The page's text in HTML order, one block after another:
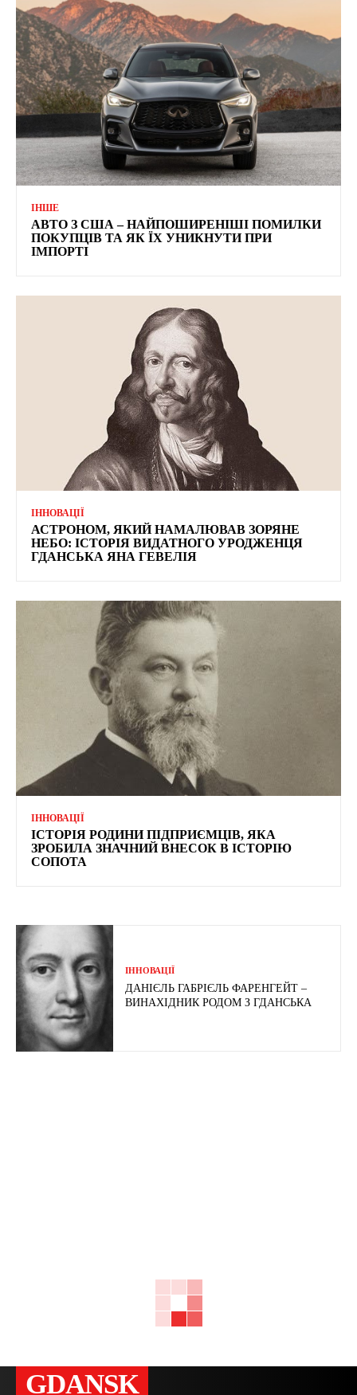
ІНШЕ
АВТО З США – НАЙПОШИРЕНІШІ ПОМИЛКИ
ПОКУПЦІВ ТА ЯК ЇХ УНИКНУТИ ПРИ
ІМПОРТІ
ІННОВАЦІЇ
АСТРОНОМ, ЯКИЙ НАМАЛЮВАВ ЗОРЯНЕ
НЕБО: ІСТОРІЯ ВИДАТНОГО УРОДЖЕНЦЯ
ГДАНСЬКА ЯНА ГЕВЕЛІЯ
ІННОВАЦІЇ
ІСТОРІЯ РОДИНИ ПІДПРИЄМЦІВ, ЯКА
ЗРОБИЛА ЗНАЧНИЙ ВНЕСОК В ІСТОРІЮ
СОПОТА
ІННОВАЦІЇ
ДАНІЄЛЬ ГАБРІЄЛЬ ФАРЕНГЕЙТ –
ВИНАХІДНИК РОДОМ З ГДАНСЬКА
GDANSK